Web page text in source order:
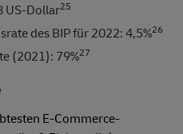
US-Dollar25
des BIP für 2022: 4,5%26
(2021): 79%27
E-Commerce-